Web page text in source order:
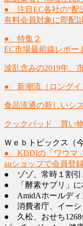
● 注目EC各社の“
有料会員対象に即配
● 特集２
EC市場最前線レポー
波乱含みの2019年、
● 新潮流（ロングイ
食品流通の新しいシ
クックパッド 買い
Ｗｅｂトピックス（
● KDDIの「ワウマ
auショップで会員登
● ゾゾ、常時１割引
● 「酵素サプリ」に
● AmidAホールディ
● 消費者庁、イーシ
● 久松、おせち1268